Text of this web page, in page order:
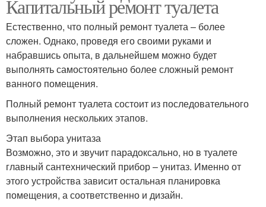
Капитальный ремонт туалета
Естественно, что полный ремонт туалета – более
сложен. Однако, проведя его своими руками и
набравшись опыта, в дальнейшем можно будет
выполнять самостоятельно более сложный ремонт
ванного помещения.
Полный ремонт туалета состоит из последовательного
выполнения нескольких этапов.
Этап выбора унитаза
Возможно, это и звучит парадоксально, но в туалете
главный сантехнический прибор – унитаз. Именно от
этого устройства зависит остальная планировка
помещения, а соответственно и дизайн.